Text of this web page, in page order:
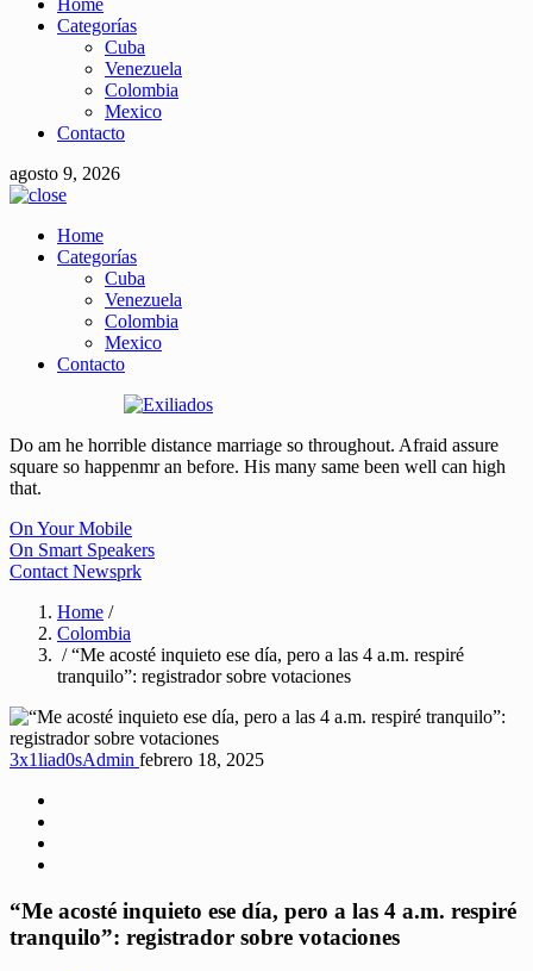
Home
Categorías
Cuba
Venezuela
Colombia
Mexico
Contacto
agosto 9, 2026
Home
Categorías
Cuba
Venezuela
Colombia
Mexico
Contacto
Do am he horrible distance marriage so throughout. Afraid assure
square so happenmr an before. His many same been well can high
that.
On Your Mobile
On Smart Speakers
Contact Newsprk
Home /
Colombia
/ “Me acosté inquieto ese día, pero a las 4 a.m. respiré
tranquilo”: registrador sobre votaciones
3x1liad0sAdmin febrero 18, 2025
“Me acosté inquieto ese día, pero a las 4 a.m. respiré
tranquilo”: registrador sobre votaciones